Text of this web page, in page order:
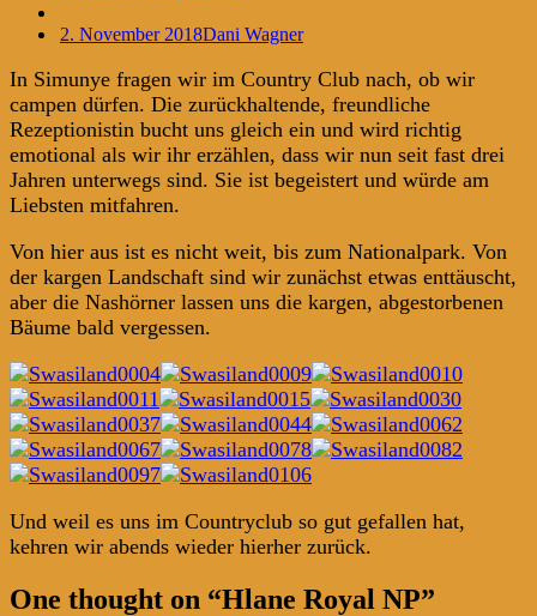
2. November 2018Dani Wagner
In Simunye fragen wir im Country Club nach, ob wir
campen dürfen. Die zurückhaltende, freundliche
Rezeptionistin bucht uns gleich ein und wird richtig
emotional als wir ihr erzählen, dass wir nun seit fast drei
Jahren unterwegs sind. Sie ist begeistert und würde am
Liebsten mitfahren.
Von hier aus ist es nicht weit, bis zum Nationalpark. Von
der kargen Landschaft sind wir zunächst etwas enttäuscht,
aber die Nashörner lassen uns die kargen, abgestorbenen
Bäume bald vergessen.
Und weil es uns im Countryclub so gut gefallen hat,
kehren wir abends wieder hierher zurück.
Post
←
→
One thought on “Hlane Royal NP”